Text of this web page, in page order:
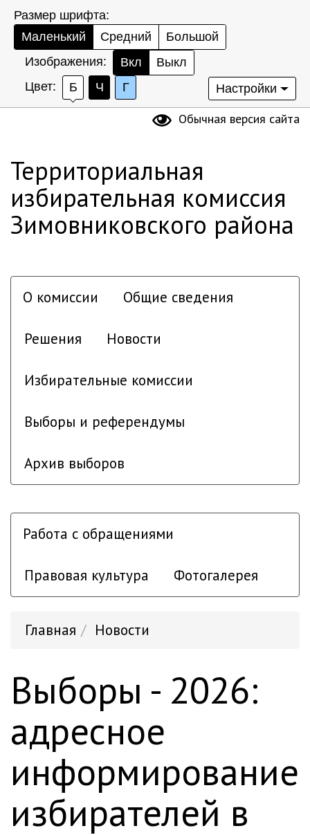
Размер шрифта:
Маленький
Средний
Большой
Изображения:
Вкл
Выкл
Цвет:
Б Ч Г Настройки
Обычная версия сайта
Территориальная
избирательная комиссия
Зимовниковского района
О комиссии Общие сведения
Решения Новости
Избирательные комиссии
Выборы и референдумы
Архив выборов
Работа с обращениями
Правовая культура Фотогалерея
Главная Новости
Выборы - 2026:
адресное
информирование
избирателей в